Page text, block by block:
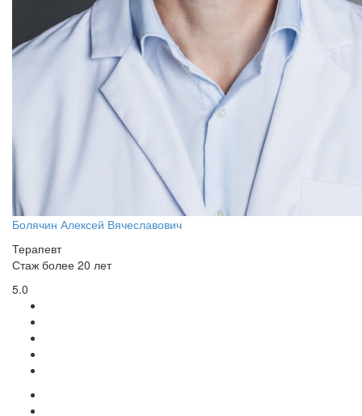
Болячин Алексей Вячеславович
Терапевт
Стаж более 20 лет
5.0